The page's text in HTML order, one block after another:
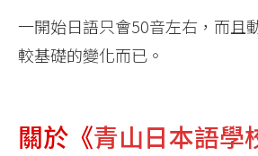
一開始日語只會50音左右，而且
較基礎的變化而已。
關於《青山日本語學